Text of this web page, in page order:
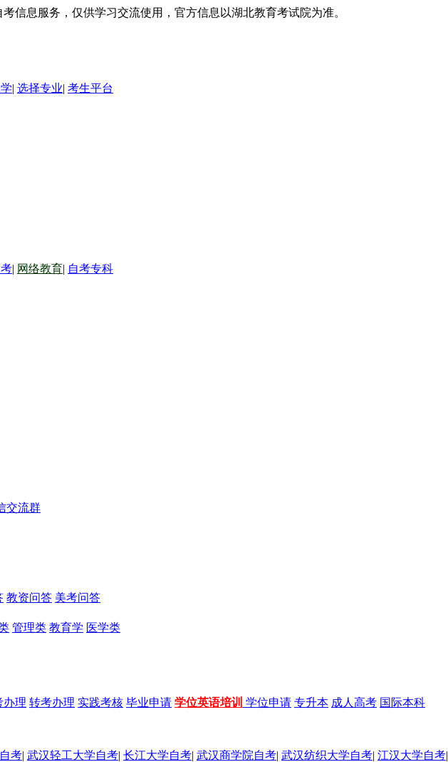
信息服务，仅供学习交流使用，官方信息以湖北教育考试院为准。
| 选择专业| 考生平台
| 网络教育| 自考专科
交流群
教资问答 美考问答
管理类 教育学 医学类
办理 转考办理 实践考核 毕业申请 学位英语培训 学位申请 专升本 成人高考 国际本科
考| 武汉轻工大学自考| 长江大学自考| 武汉商学院自考| 武汉纺织大学自考| 江汉大学自考|